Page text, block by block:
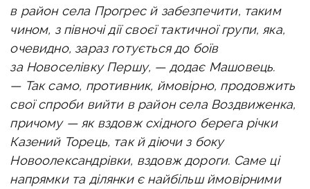
в район села Прогрес й забезпечити, таким
чином, з півночі дії своєї тактичної групи, яка,
очевидно, зараз готується до боїв
за Новоселівку Першу, — додає Машовець.
— Так само, противник, ймовірно, продовжить
свої спроби вийти в район села Воздвиженка,
причому — як вздовж східного берега річки
Казений Торець, так й діючи з боку
Новоолександрівки, вздовж дороги. Саме ці
напрямки та ділянки є найбільш ймовірними